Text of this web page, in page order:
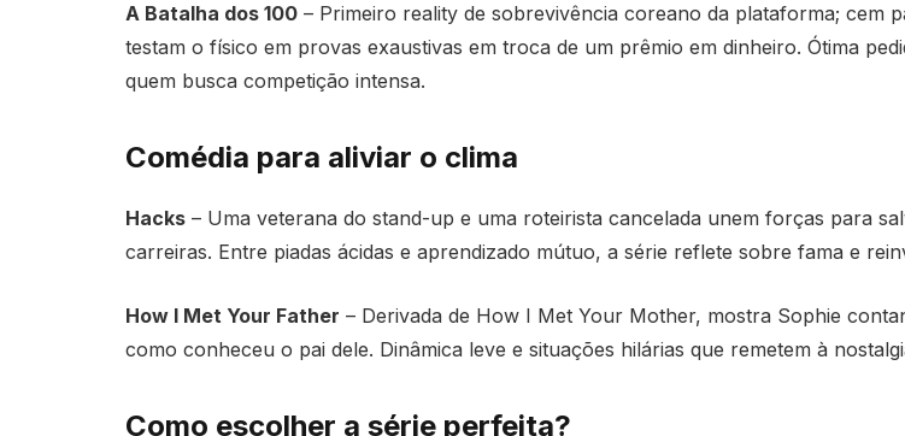
A Batalha dos 100– Primeiro reality de sobrevivência coreano da plataforma; cem
testam o físico em provas exaustivas em troca de um prêmio em dinheiro. Ótima
quem busca competição intensa.
Comédia para aliviar o clima
Hacks– Uma veterana do stand-up e uma roteirista cancelada unem forças para
carreiras. Entre piadas ácidas e aprendizado mútuo, a série reflete sobre fama e
How I Met Your Father – Derivada de How I Met Your Mother, mostra Sophie
como conheceu o pai dele. Dinâmica leve e situações hilárias que remetem à
Como escolher a série perfeita?